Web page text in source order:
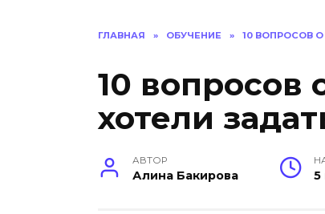
ГЛАВНАЯ » ОБУЧЕНИЕ » 10 ВОПРОСОВ
10 вопросов
хотели
АВТОР
Алина Бакирова 5